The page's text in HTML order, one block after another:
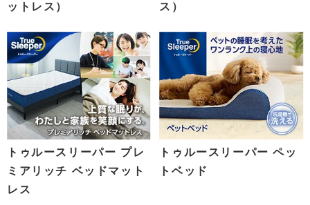
ットレス）
ス）
トゥルースリーパー プレ
ミアリッチ ベッドマット
レス
トゥルースリーパー ペッ
トベッド